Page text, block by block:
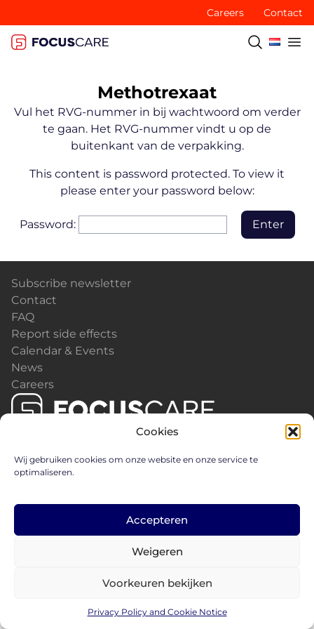
Cookies
Wij gebruiken cookies om onze website en onze service te
optimaliseren.
Accepteren
Weigeren
Voorkeuren bekijken
Privacy Policy and Cookie Notice
Careers Contact
Methotrexaat
Vul het RVG-nummer in bij wachtwoord om verder
te gaan. Het RVG-nummer vindt u op de
buitenkant van de verpakking.
This content is password protected. To view it
please enter your password below:
Password:
Subscribe newsletter
Contact
FAQ
Report side effects
Calendar & Events
News
Careers
Privacy Policy and Cookie Notice
FC1562024 - © 2026 Focus Care